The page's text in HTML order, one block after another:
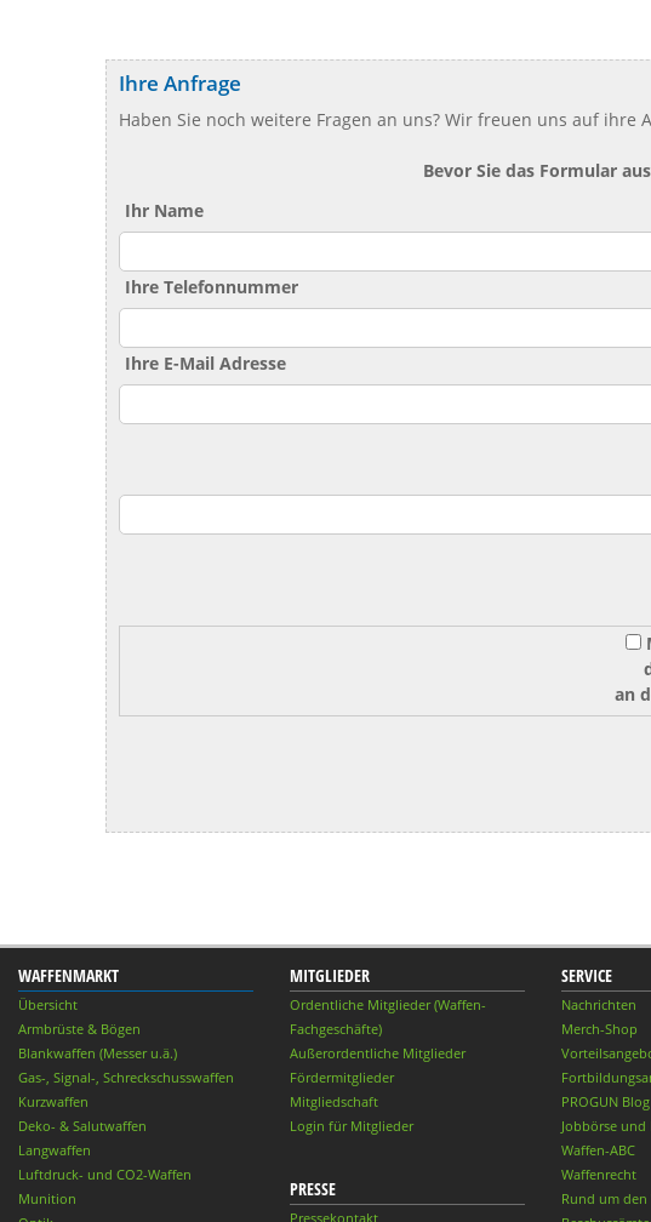
Ihre Anfrage
Haben Sie noch weitere Fragen an uns? Wir freuen uns auf ihre
Bevor Sie das Formular
Ihr Name
Ihre Telefonnummer
Ihre E-Mail Adresse
an
WAFFENMARKT
Übersicht
Armbrüste & Bögen
Blankwaffen (Messer u.ä.)
Gas-, Signal-, Schreckschusswaffen
Kurzwaffen
Deko- & Salutwaffen
Langwaffen
Luftdruck- und CO2-Waffen
Munition
MITGLIEDER
Ordentliche Mitglieder (Waffen-
Fachgeschäfte)
Außerordentliche Mitglieder
Fördermitglieder
Mitgliedschaft
Login für Mitglieder
PRESSE
Pressekontakt
SERVICE
Nachrichten
Merch-Shop
PROGUN Blog
Jobbörse und
Waffen-ABC
Waffenrecht
Rund um